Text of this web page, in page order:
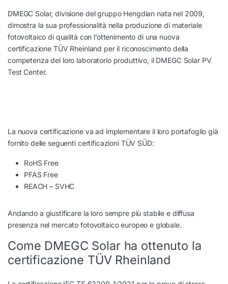
DMEGC Solar, divisione del gruppo Hengdian nata nel 2009,
dimostra la sua professionalità nella produzione di materiale
fotovoltaico di qualità con l’ottenimento di una nuova
certificazione TÜV Rheinland per il riconoscimento della
competenza del loro laboratorio produttivo, il DMEGC Solar PV
Test Center.
La nuova certificazione va ad implementare il loro portafoglio già
fornito delle seguenti certificazioni TÜV SÜD:
RoHS Free
PFAS Free
REACH – SVHC
Andando a giustificare la loro sempre più stabile e diffusa
presenza nel mercato fotovoltaico europeo e globale.
Come DMEGC Solar ha ottenuto la
certificazione TÜV Rheinland